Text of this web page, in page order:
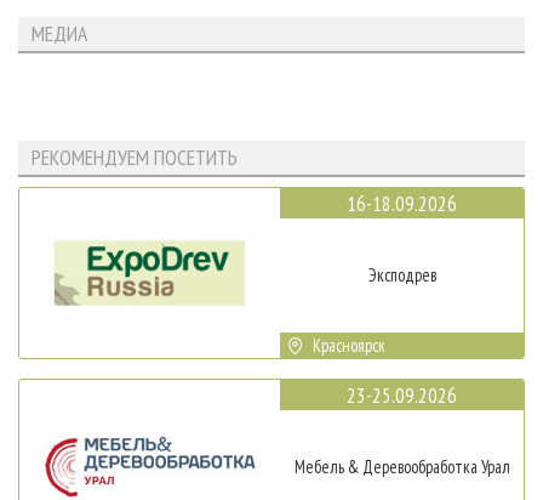
МЕДИА
РЕКОМЕНДУЕМ ПОСЕТИТЬ
16-18.09.2026
Эксподрев
Красноярск
23-25.09.2026
Мебель & Деревообработка Урал